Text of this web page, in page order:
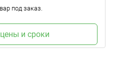
под заказ.
и сроки